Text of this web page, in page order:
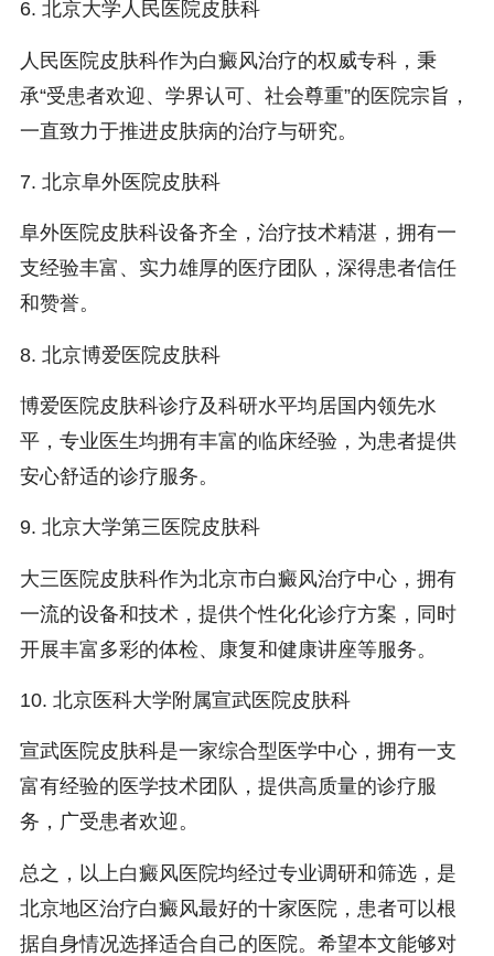
6. 北京大学人民医院皮肤科
人民医院皮肤科作为白癜风治疗的权威专科，秉
承“受患者欢迎、学界认可、社会尊重”的医院宗旨，
一直致力于推进皮肤病的治疗与研究。
7. 北京阜外医院皮肤科
阜外医院皮肤科设备齐全，治疗技术精湛，拥有一
支经验丰富、实力雄厚的医疗团队，深得患者信任
和赞誉。
8. 北京博爱医院皮肤科
博爱医院皮肤科诊疗及科研水平均居国内领先水
平，专业医生均拥有丰富的临床经验，为患者提供
安心舒适的诊疗服务。
9. 北京大学第三医院皮肤科
大三医院皮肤科作为北京市白癜风治疗中心，拥有
一流的设备和技术，提供个性化化诊疗方案，同时
开展丰富多彩的体检、康复和健康讲座等服务。
10. 北京医科大学附属宣武医院皮肤科
宣武医院皮肤科是一家综合型医学中心，拥有一支
富有经验的医学技术团队，提供高质量的诊疗服
务，广受患者欢迎。
总之，以上白癜风医院均经过专业调研和筛选，是
北京地区治疗白癜风最好的十家医院，患者可以根
据自身情况选择适合自己的医院。希望本文能够对